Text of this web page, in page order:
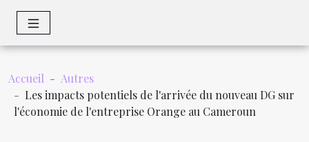
Accueil
Autres
Les impacts potentiels de l'arrivée du nouveau DG sur
l'économie de l'entreprise Orange au Cameroun